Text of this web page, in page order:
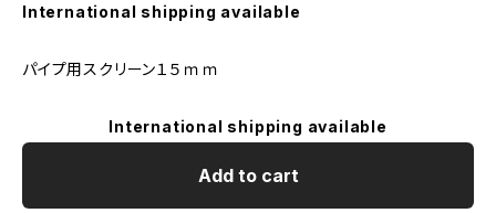
International shipping available
パイプ用スクリーン１５ｍｍ
International shipping available
Add to cart